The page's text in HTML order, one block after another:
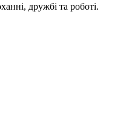
дружбі та роботі.